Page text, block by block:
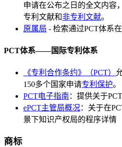
申请在公布之日的全文内容，
专利文献和非专利文献。
原属局 - 检索通过PCT体系
PCT体系——国际专利体系
《专利合作条约》（PCT）
150多个国家申请专利保护。
PCT电子指南 ：提供关于
ePCT主管局概况：关于在
景下知识产权局的程序详情
商标